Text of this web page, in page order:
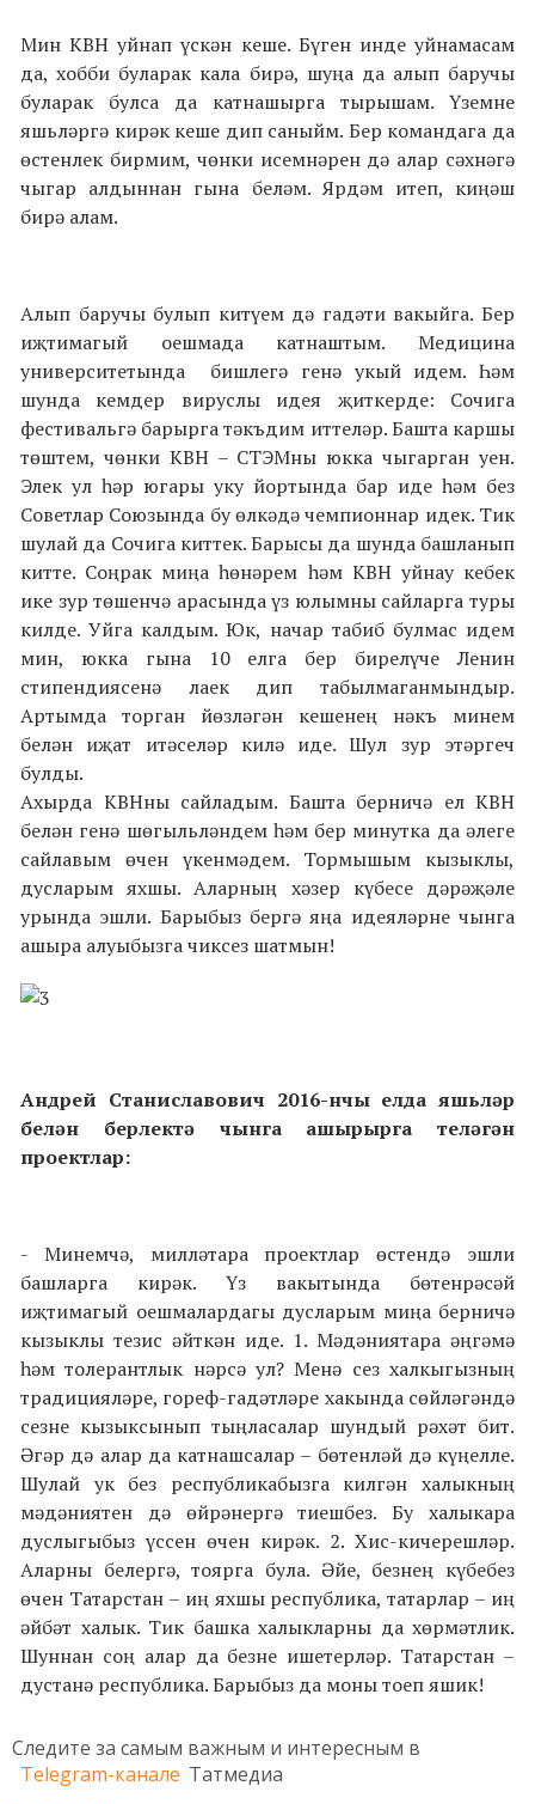
Мин КВН уйнап үскән кеше. Бүген инде уйнамасам
да, хобби буларак кала бирә, шуңа да алып баручы
буларак булса да катнашырга тырышам. Үземне
яшьләргә кирәк кеше дип саныйм. Бер командага да
өстенлек бирмим, чөнки исемнәрен дә алар сәхнәгә
чыгар алдыннан гына беләм. Ярдәм итеп, киңәш
бирә алам.
Алып баручы булып китүем дә гадәти вакыйга. Бер
иҗтимагый оешмада катнаштым. Медицина
университетында бишлегә генә укый идем. Һәм
шунда кемдер вируслы идея җиткерде: Сочига
фестивальгә барырга тәкъдим иттеләр. Башта каршы
төштем, чөнки КВН – СТЭМны юкка чыгарган уен.
Элек ул һәр югары уку йортында бар иде һәм без
Советлар Союзында бу өлкәдә чемпионнар идек. Тик
шулай да Сочига киттек. Барысы да шунда башланып
китте. Соңрак миңа һөнәрем һәм КВН уйнау кебек
ике зур төшенчә арасында үз юлымны сайларга туры
килде. Уйга калдым. Юк, начар табиб булмас идем
мин, юкка гына 10 елга бер бирелүче Ленин
стипендиясенә лаек дип табылмаганмындыр.
Артымда торган йөзләгән кешенең нәкъ минем
белән иҗат итәселәр килә иде. Шул зур этәргеч
булды.
Ахырда КВНны сайладым. Башта берничә ел КВН
белән генә шөгыльләндем һәм бер минутка да әлеге
сайлавым өчен үкенмәдем. Тормышым кызыклы,
дусларым яхшы. Аларның хәзер күбесе дәрәҗәле
урында эшли. Барыбыз бергә яңа идеяләрне чынга
ашыра алуыбызга чиксез шатмын!
Андрей Станиславович 2016-нчы елда яшьләр
белән берлектә чынга ашырырга теләгән
проектлар:
- Минемчә, милләтара проектлар өстендә эшли
башларга кирәк. Үз вакытында бөтенрәсәй
иҗтимагый оешмалардагы дусларым миңа берничә
кызыклы тезис әйткән иде. 1. Мәдәниятара әңгәмә
һәм толерантлык нәрсә ул? Менә сез халкыгызның
традицияләре, гореф-гадәтләре хакында сөйләгәндә
сезне кызыксынып тыңласалар шундый рәхәт бит.
Әгәр дә алар да катнашсалар – бөтенләй дә күңелле.
Шулай ук без республикабызга килгән халыкның
мәдәниятен дә өйрәнергә тиешбез. Бу халыкара
дуслыгыбыз үссен өчен кирәк. 2. Хис-кичерешләр.
Аларны белергә, тоярга була. Әйе, безнең күбебез
өчен Татарстан – иң яхшы республика, татарлар – иң
әйбәт халык. Тик башка халыкларны да хөрмәтлик.
Шуннан соң алар да безне ишетерләр. Татарстан –
дустанә республика. Барыбыз да моны тоеп яшик!
Следите за самым важным и интересным в
Telegram-канале Татмедиа